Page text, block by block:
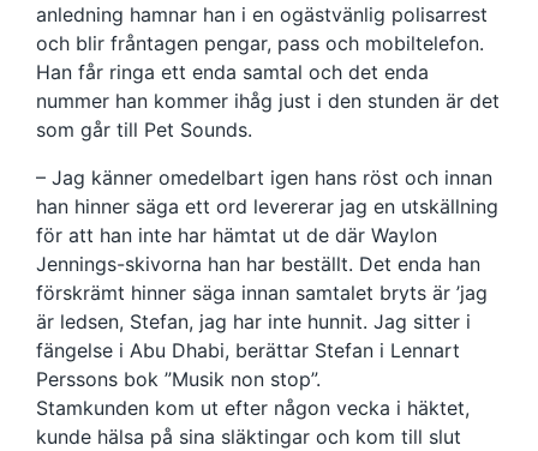
anledning hamnar han i en ogästvänlig polisarrest
och blir fråntagen pengar, pass och mobiltelefon.
Han får ringa ett enda samtal och det enda
nummer han kommer ihåg just i den stunden är det
som går till Pet Sounds.
– Jag känner omedelbart igen hans röst och innan
han hinner säga ett ord levererar jag en utskällning
för att han inte har hämtat ut de där Waylon
Jennings-skivorna han har beställt. Det enda han
förskrämt hinner säga innan samtalet bryts är ’jag
är ledsen, Stefan, jag har inte hunnit. Jag sitter i
fängelse i Abu Dhabi, berättar Stefan i Lennart
Perssons bok ”Musik non stop”.
Stamkunden kom ut efter någon vecka i häktet,
kunde hälsa på sina släktingar och kom till slut